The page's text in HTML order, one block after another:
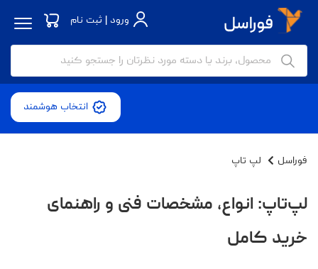
ورود | ثبت نام
انتخاب هوشمند
فوراسل لپ تاپ
لپ‌تاپ: انواع، مشخصات فنی و راهنمای
خرید کامل